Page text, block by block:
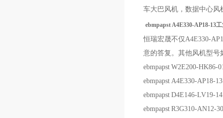
车大巴风机，数据中心风
ebmpapst A4E330-AP18-13
恒瑞宏晟不仅A4E330-
意的答复。其他风机型号
ebmpapst W2E200-HK86-
ebmpapst A4E330-AP18-13
ebmpapst D4E146-LV19-14
ebmpapst R3G310-AN12-30